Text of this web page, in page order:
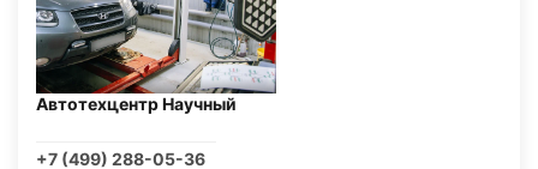
Автотехцентр Научный
+7 (499) 288-05-36